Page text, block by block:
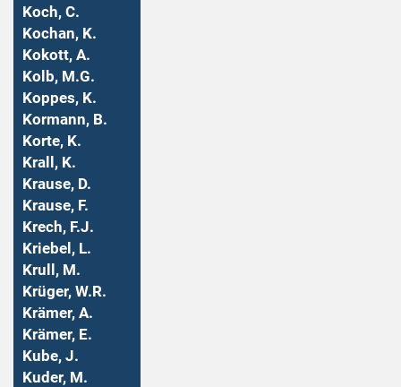
Koch, C.
Kochan, K.
Kokott, A.
Kolb, M.G.
Koppes, K.
Kormann, B.
Korte, K.
Krall, K.
Krause, D.
Krause, F.
Krech, F.J.
Kriebel, L.
Krull, M.
Krüger, W.R.
Krämer, A.
Krämer, E.
Kube, J.
Kuder, M.